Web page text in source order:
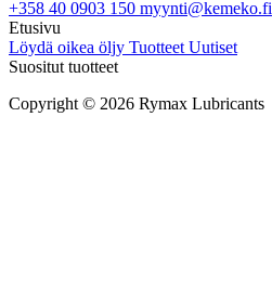
+358 40 0903 150 myynti@kemeko.fi
Etusivu
Löydä oikea öljy Tuotteet Uutiset
Suositut tuotteet
Copyright © 2026 Rymax Lubricants